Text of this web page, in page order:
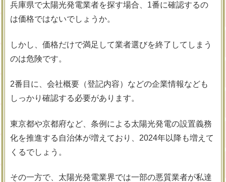
兵庫県で太陽光発電業者を探す場合、1番に確認するの
は価格ではないでしょうか。
しかし、価格だけで満足して業者選びを終了してしまう
のは危険です。
2番目に、会社概要（登記内容）などの企業情報なども
しっかり確認する必要があります。
東京都や京都府など、条例による太陽光発電の設置義務
化を推進する自治体が増えており、2024年以降も増えて
くるでしょう。
その一方で、太陽光発電業界では一部の悪質業者が私達